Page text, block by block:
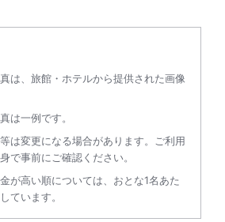
は、旅館・ホテルから提供された画像
は一例です。
は変更になる場合があります。ご利用
で事前にご確認ください。
が高い順については、おとな1名あた
ています。